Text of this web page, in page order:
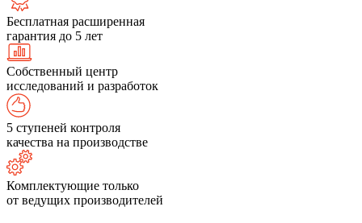
Бесплатная расширенная
гарантия до 5 лет
Собственный центр
исследований и разработок
5 ступеней контроля
качества на производстве
Комплектующие только
от ведущих производителей